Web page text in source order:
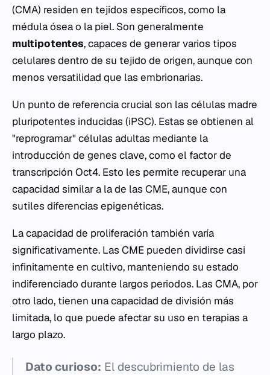
(CMA) residen en tejidos específicos, como la
médula ósea o la piel. Son generalmente
multipotentes, capaces de generar varios tipos
celulares dentro de su tejido de origen, aunque con
menos versatilidad que las embrionarias.
Un punto de referencia crucial son las células madre
pluripotentes inducidas (iPSC). Estas se obtienen al
"reprogramar" células adultas mediante la
introducción de genes clave, como el factor de
transcripción Oct4. Esto les permite recuperar una
capacidad similar a la de las CME, aunque con
sutiles diferencias epigenéticas.
La capacidad de proliferación también varía
significativamente. Las CME pueden dividirse casi
infinitamente en cultivo, manteniendo su estado
indiferenciado durante largos periodos. Las CMA, por
otro lado, tienen una capacidad de división más
limitada, lo que puede afectar su uso en terapias a
largo plazo.
Dato curioso: El descubrimiento de las